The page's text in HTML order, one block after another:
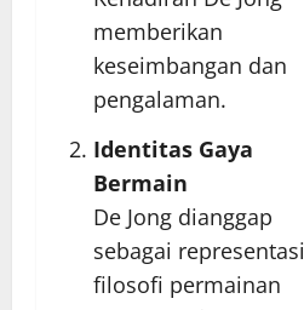
memberikan
keseimbangan dan
pengalaman.
Identitas Gaya
Bermain
De Jong dianggap
sebagai representasi
filosofi permainan